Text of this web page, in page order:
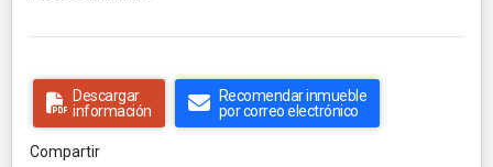
Descargar
información
Recomendar inmueble
por correo electrónico
Compartir